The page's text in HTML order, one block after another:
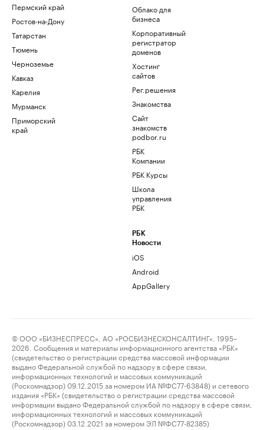
Пермский край
Ростов-на-Дону
Татарстан
Тюмень
Черноземье
Кавказ
Карелия
Мурманск
Приморский
край
Облако для
бизнеса
Корпоративный
регистратор
доменов
Хостинг
сайтов
Рег.решения
Знакомства
Сайт
знакомств
podbor.ru
РБК
Компании
РБК Курсы
Школа
управления
РБК
РБК
Новости
iOS
Android
AppGallery
© ООО «БИЗНЕСПРЕСС», АО «РОСБИЗНЕСКОНСАЛТИНГ», 1995–
2026. Сообщения и материалы информационного агентства «РБК»
(свидетельство о регистрации средства массовой информации
выдано Федеральной службой по надзору в сфере связи,
информационных технологий и массовых коммуникаций
(Роскомнадзор) 09.12.2015 за номером ИА №ФС77-63848) и сетевого
издания «РБК» (свидетельство о регистрации средства массовой
информации выдано Федеральной службой по надзору в сфере связи,
информационных технологий и массовых коммуникаций
(Роскомнадзор) 03.12.2021 за номером ЭЛ №ФС77-82385)